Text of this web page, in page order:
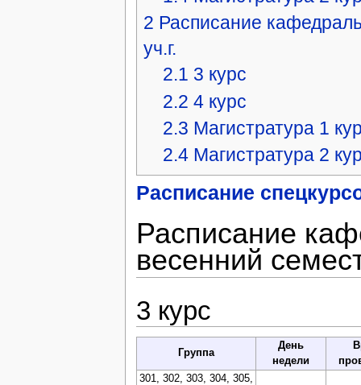
2 Расписание
уч.г.
2.1 3 курс
2.2 4 курс
2.3 Магистратура 1
2.4 Магистратура 2
Расписание
Расписание
весенний
3 курс
Группа
День
недели
301, 302, 303, 304, 305,